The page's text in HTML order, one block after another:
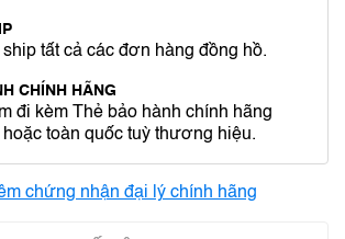
ship tất cả các đơn hàng đồng hồ.
CHÍNH HÃNG
đi kèm Thẻ bảo hành chính hãng
hoặc toàn quốc tuỳ thương hiệu.
chứng nhận đại lý chính hãng